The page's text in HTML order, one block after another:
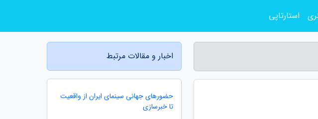
اخبار و مقالات مرتبط
حضورهای جهانی سینمای ایران از واقعیت
تا خبرسازی
استارتاپی